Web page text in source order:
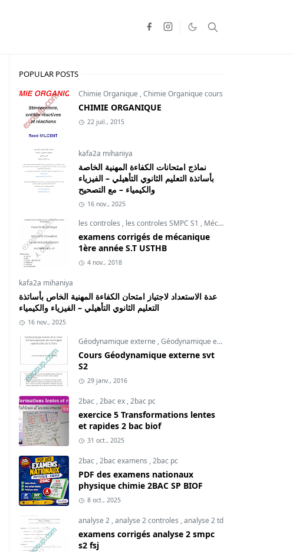
POPULAR POSTS
Chimie Organique ,Chimie Organique cours
CHIMIE ORGANIQUE
22 juil., 2015
kafa2a mihaniya
نماذج امتحانات الكفاءة المهنية الخاصة
بأساتذة التعليم الثانوي التأهيلي – الفيزياء
والكيمياء – مع التصحيح
16 nov., 2025
les controles , les controles SMPC S1 , Mécanique du point
examens corrigés de mécanique
1ère année S.T USTHB
4 nov., 2018
kafa2a mihaniya
عدة الاستعداد لاجتياز امتحان الكفاءة المهنية الخاص بأساتذة
التعليم الثانوي التأهيلي – الفيزياء والكيمياء
16 nov., 2025
Géodynamique externe ,Géodynamique externe cours
Cours Géodynamique externe svt
S2
29 janv., 2016
2bac,2bac ex,2bac pc
exercice 5 Transformations lentes
et rapides 2 bac biof
31 oct., 2025
2bac,2bac examens ,2bac pc
PDF des examens nationaux
physique chimie 2BAC SP BIOF
8 oct., 2025
analyse 2,analyse 2 controles ,analyse 2 td
examens corrigés analyse 2 smpc
s2 fsj